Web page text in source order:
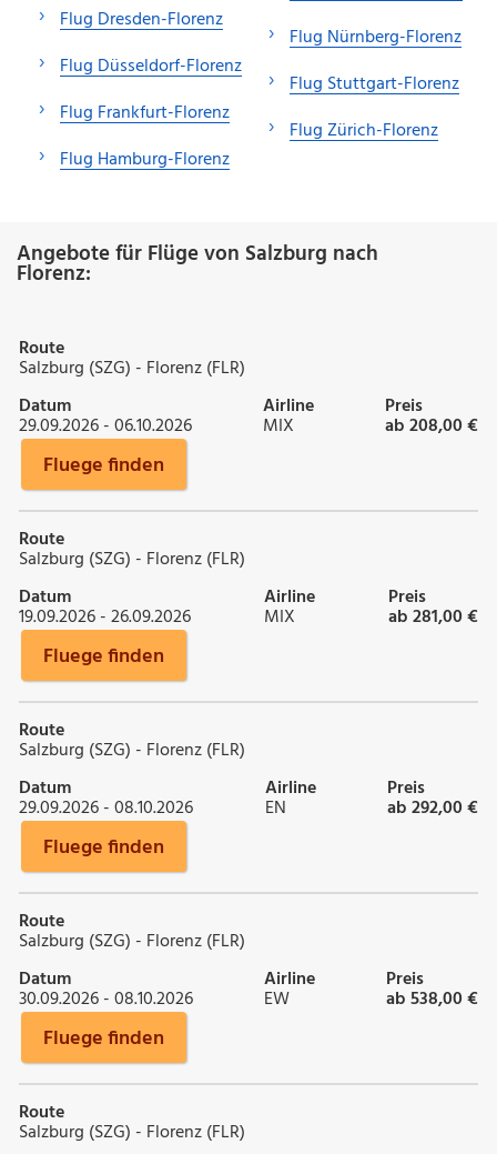
Flug Dresden-Florenz
Flug Düsseldorf-Florenz
Flug Frankfurt-Florenz
Flug Hamburg-Florenz
Flug Nürnberg-Florenz
Flug Stuttgart-Florenz
Flug Zürich-Florenz
Angebote für Flüge von Salzburg nach
Florenz:
Route
Salzburg (SZG) - Florenz (FLR)
Datum
29.09.2026 - 06.10.2026
Airline
MIX
Preis
ab 208,00 €
Fluege finden
Route
Salzburg (SZG) - Florenz (FLR)
Datum
19.09.2026 - 26.09.2026
Airline
MIX
Preis
ab 281,00 €
Fluege finden
Route
Salzburg (SZG) - Florenz (FLR)
Datum
29.09.2026 - 08.10.2026
Airline
EN
Preis
ab 292,00 €
Fluege finden
Route
Salzburg (SZG) - Florenz (FLR)
Datum
30.09.2026 - 08.10.2026
Airline
EW
Preis
ab 538,00 €
Fluege finden
Route
Salzburg (SZG) - Florenz (FLR)